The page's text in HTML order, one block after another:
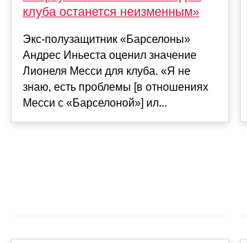
клуба останется неизменным»
Экс-полузащитник «Барселоны»
Андрес Иньеста оценил значение
Лионеля Месси для клуба. «Я не
знаю, есть проблемы [в отношениях
Месси с «Барселоной»] ил...